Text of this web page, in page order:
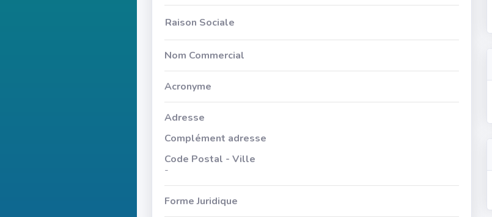
Raison Sociale
Nom Commercial
Acronyme
Adresse
Complément adresse
Code Postal - Ville
-
Forme Juridique